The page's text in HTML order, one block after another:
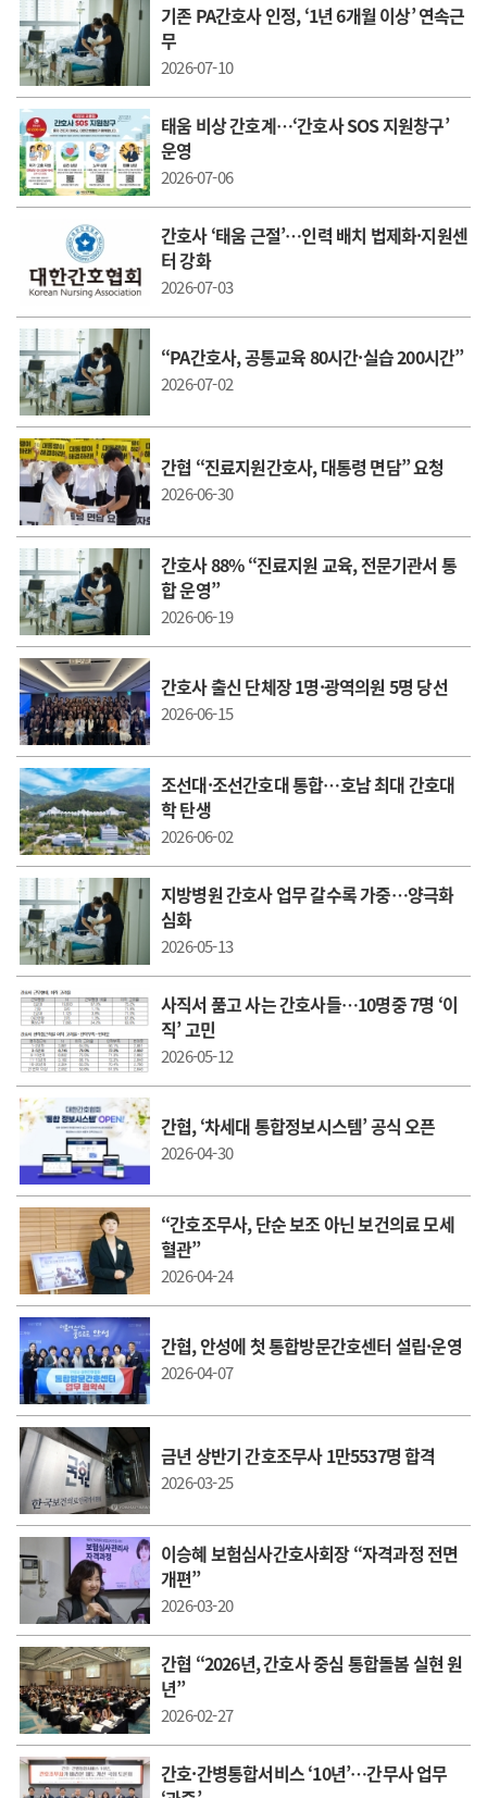
기존 PA간호사 인정, ‘1년 6개월 이상’ 연속근
무
2026-07-10
태움 비상 간호계…‘간호사 SOS 지원창구’
운영
2026-07-06
간호사 ‘태움 근절’…인력 배치 법제화·지원센
터 강화
2026-07-03
“PA간호사, 공통교육 80시간·실습 200시간”
2026-07-02
간협 “진료지원간호사, 대통령 면담” 요청
2026-06-30
간호사 88% “진료지원 교육, 전문기관서 통
합 운영”
2026-06-19
간호사 출신 단체장 1명·광역의원 5명 당선
2026-06-15
조선대·조선간호대 통합…호남 최대 간호대
학 탄생
2026-06-02
지방병원 간호사 업무 갈수록 가중…양극화
심화
2026-05-13
사직서 품고 사는 간호사들…10명중 7명 ‘이
직’ 고민
2026-05-12
간협, ‘차세대 통합정보시스템’ 공식 오픈
2026-04-30
“간호조무사, 단순 보조 아닌 보건의료 모세
혈관”
2026-04-24
간협, 안성에 첫 통합방문간호센터 설립·운영
2026-04-07
금년 상반기 간호조무사 1만5537명 합격
2026-03-25
이승혜 보험심사간호사회장 “자격과정 전면
개편”
2026-03-20
간협 “2026년, 간호사 중심 통합돌봄 실현 원
년”
2026-02-27
간호·간병통합서비스 ‘10년’…간무사 업무